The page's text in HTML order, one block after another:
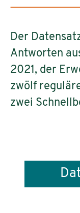
Der
Antworten
2021, der
zwölf
zwei